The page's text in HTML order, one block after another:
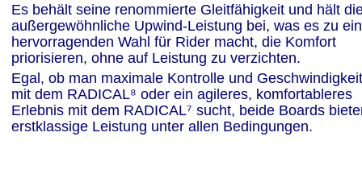
Es behält seine renommierte Gleitfähigkeit und hält
außergewöhnliche Upwind-Leistung bei, was es zu
hervorragenden Wahl für Rider macht, die Komfort
priorisieren, ohne auf Leistung zu verzichten.
Egal, ob man maximale Kontrolle und
mit dem RADICAL⁸ oder ein agileres, komfortableres
Erlebnis mit dem RADICAL⁷ sucht, beide Boards
erstklassige Leistung unter allen Bedingungen.